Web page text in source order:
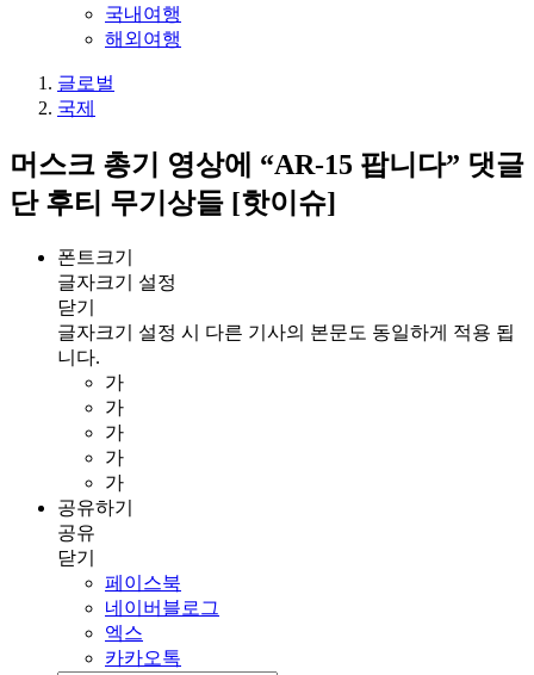
국내여행
해외여행
글로벌
국제
머스크 총기 영상에 “AR-15 팝니다” 댓글
단 후티 무기상들 [핫이슈]
폰트크기
글자크기 설정
닫기
글자크기 설정 시 다른 기사의 본문도 동일하게 적용 됩
니다.
가
가
가
가
가
공유하기
공유
닫기
페이스북
네이버블로그
엑스
카카오톡